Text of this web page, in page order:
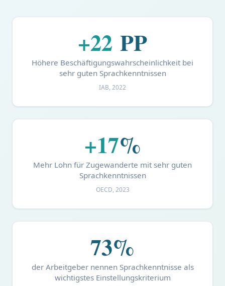
+22 PP
Höhere Beschäftigungswahrscheinlichkeit bei
sehr guten Sprachkenntnissen
IAB, 2022
+17%
Mehr Lohn für Zugewanderte mit sehr guten
Sprachkenntnissen
OECD, 2023
73%
der Arbeitgeber nennen Sprachkenntnisse als
wichtigstes Einstellungskriterium